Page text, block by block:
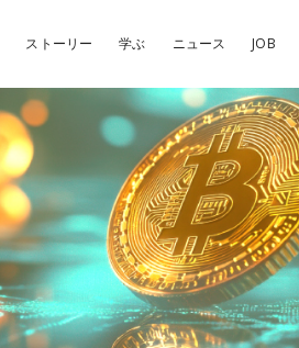
ストーリー 学ぶ ニュース JOB